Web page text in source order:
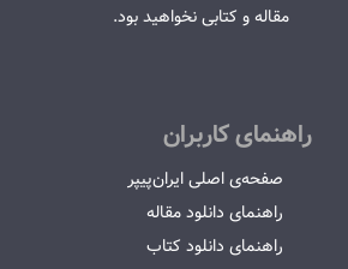
مقاله و کتابی نخواهید بود.
راهنمای کاربران
صفحه‌ی اصلی ایران‌پیپر
راهنمای دانلود مقاله
راهنمای دانلود کتاب